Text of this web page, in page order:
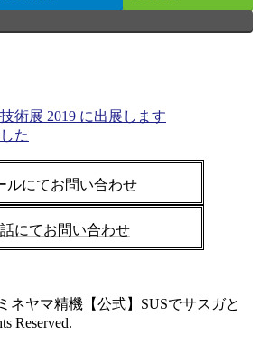
術展 2019 に出展します
た
ルにてお問い合わせ
にてお問い合わせ
ネヤマ精機【公式】SUSでサスガと
Reserved.